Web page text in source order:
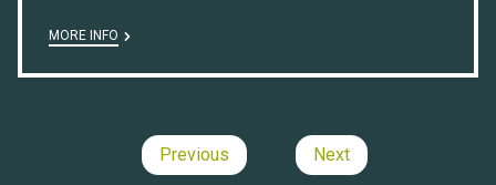
MORE INFO
Previous Next